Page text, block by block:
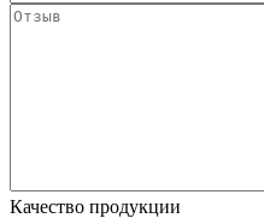
Качество продукции